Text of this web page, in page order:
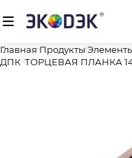
Главная Продукты
ДПК ТОРЦЕВАЯ ПЛАНКА